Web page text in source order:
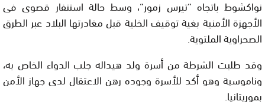
نواكشوط باتجاه “تيرس زمور“، وسط حالة استنفار قصوى فى
الأجهزة الأمنية بغية توقيف الخلية قبل مغادرتها البلاد عبر الطرق
الصحراوية الملتوية.
وقد طلبت الشرطة من أسرة ولد هيداله جلب الدواء الخاص به،
وناموسية وهو أكد للأسرة وجوده رهن الاعتقال لدى جهاز الأمن
بموريتانيا.